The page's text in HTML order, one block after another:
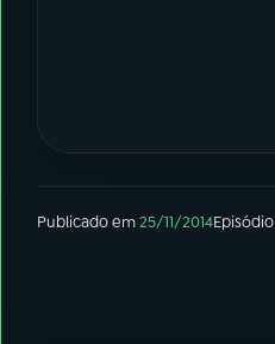
Publicado em25/11/2014Episódio